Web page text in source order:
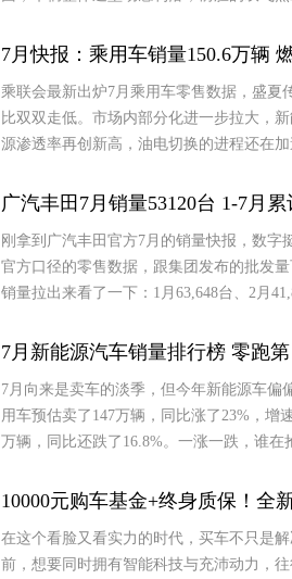
7月快报：乘用车销量150.6万辆
乘联会最新出炉7月乘用车零售数据，盛夏
比双双走低。市场内部分化进一步拉大，
源渗透率再创新高，油电切换的进程还在
广汽丰田7月销量53120台 1-7月
刚拿到广汽丰田官方7月的销量快报，数字
官方口径的零售数据，跟集团发布的批发
销量拉出来看了一下：1月63,648台、2月
7月新能源汽车销量排行榜 零跑
7月向来是卖车的淡季，但今年新能源车
用车预估卖了147万辆，同比涨了23%，增
万辆，同比还跌了16.8%。一涨一跌，谁
10000元购车基金+终身质保！全
在这个看脸又看实力的时代，买车不只是
前，想要同时拥有智能科技与充沛动力，